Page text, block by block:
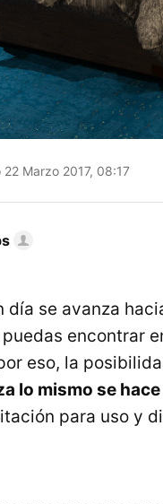
Marzo 2017, 08:17
día se avanza
encontrar
eso, la
lo mismo se
para uso y